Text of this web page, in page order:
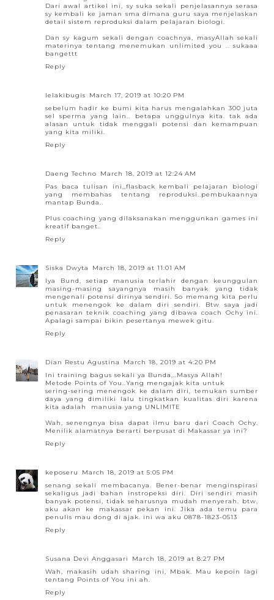
Dari awal artikel ini, sy suka sekali penjelasannya serasa
sy kembali ke jaman sma dimana guru saya menjelaskan
detail sistem reproduksi dalam pelajaran biologi.
Dan sy kagum sekali dengan coachnya, masyAllah sekali
materinya tentang menemukan unlimited you .. sukaaa
bangettt
Reply
lelakibugis
March 17, 2019 at 10:20 PM
sebelum hadir ke bumi kita harus mengalahkan 300 juta
sel sperma yang lain.. betapa unggulnya kita. tak ada
alasan untuk tidak menggali potensi dan kemampuan
yang kita miliki.
Reply
Daeng Techno
March 18, 2019 at 12:24 AM
Pas baca tulisan ini,,flasback kembali pelajaran biologi
yang membahas tentang reproduksi..pembukaannya
mantap Bunda..
Plus coaching yang dilaksanakan menggunkan games ini
kreatif banget..
Reply
Siska Dwyta
March 18, 2019 at 11:01 AM
Iya Bund, setiap manusia terlahir dengan keunggulan
masing-masing sayangnya masih banyak yang tidak
mengenali potensi dirinya sendiri. So memang kita perlu
untuk menengok ke dalam diri sendiri. Btw saya jadi
penasaran teknik coaching yang dibawa coach Ochy ini.
Apalagi sampai bikin pesertanya mewek gitu.
Reply
Dian Restu Agustina
March 18, 2019 at 4:20 PM
Ini training bagus sekali ya Bunda,..Masya Allah!
Metode Points of You..Yang mengajak kita untuk
sering-sering menengok ke dalam diri, temukan sumber
daya yang dimiliki lalu tingkatkan kualitas diri karena
kita adalah manusia yang UNLIMITE
Wah, senengnya bisa dapat ilmu baru dari Coach Ochy.
Menilik alamatnya berarti berpusat di Makassar ya ini?
Reply
keposeru
March 18, 2019 at 5:05 PM
senang sekali membacanya. Bener-benar menginspirasi
sekaligus jadi bahan instropeksi diri. Diri sendiri masih
banyak potensi, tidak seharusnya mudah menyerah. btw,
aku akan ke makassar pekan ini. Jika ada temu para
penulis mau dong di ajak. ini wa aku 0878-1823-0513
Reply
Susana Devi Anggasari
March 18, 2019 at 8:27 PM
Wah, makasih udah sharing ini, Mbak. Mau kepoin lagi
tentang Points of You ini ah.
Reply